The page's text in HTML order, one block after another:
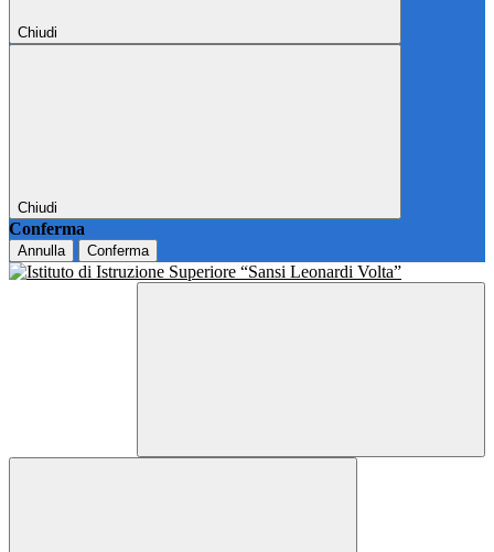
Chiudi
Chiudi
Conferma
Annulla Conferma